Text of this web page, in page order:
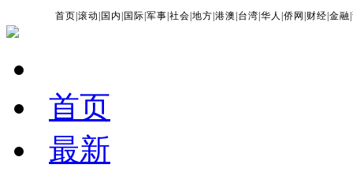
首页 |滚动 国内 国际 |军事 |社会 |地方 |港澳 台湾 |华人 |侨网 财经 |金融 |
首页
最新